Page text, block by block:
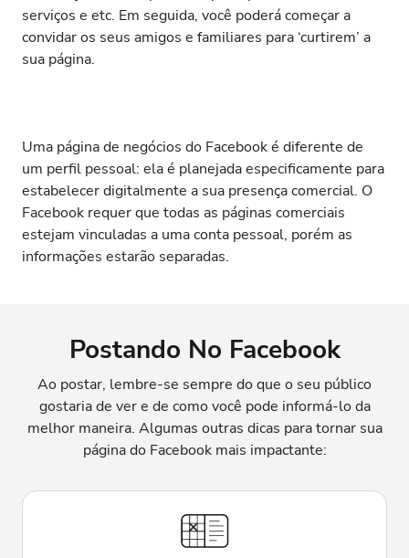
serviços e etc. Em seguida, você poderá começar a
convidar os seus amigos e familiares para ‘curtirem’ a
sua página.
Uma página de negócios do Facebook é diferente de
um perfil pessoal: ela é planejada especificamente para
estabelecer digitalmente a sua presença comercial. O
Facebook requer que todas as páginas comerciais
estejam vinculadas a uma conta pessoal, porém as
informações estarão separadas.
Postando No Facebook
Ao postar, lembre-se sempre do que o seu público
gostaria de ver e de como você pode informá-lo da
melhor maneira. Algumas outras dicas para tornar sua
página do Facebook mais impactante: